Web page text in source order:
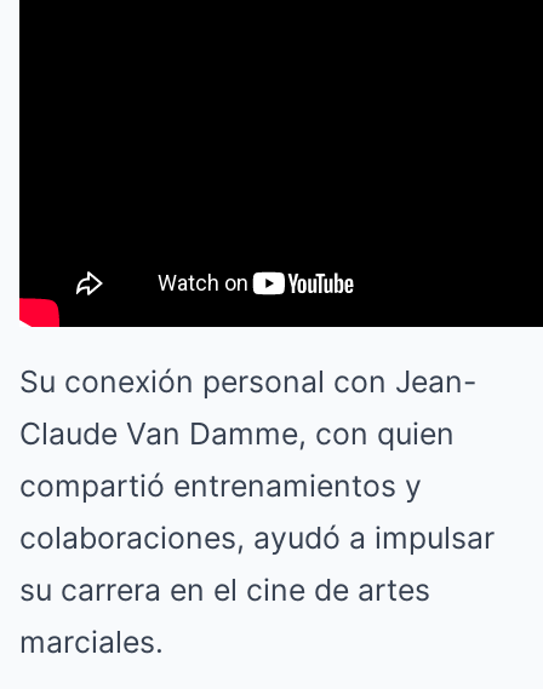
Su conexión personal con Jean-
Claude Van Damme, con quien
compartió entrenamientos y
colaboraciones, ayudó a impulsar
su carrera en el cine de artes
marciales.